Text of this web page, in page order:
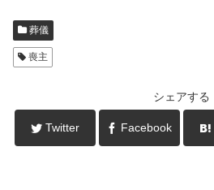
葬儀
喪主
シェアする
Twitter Facebook